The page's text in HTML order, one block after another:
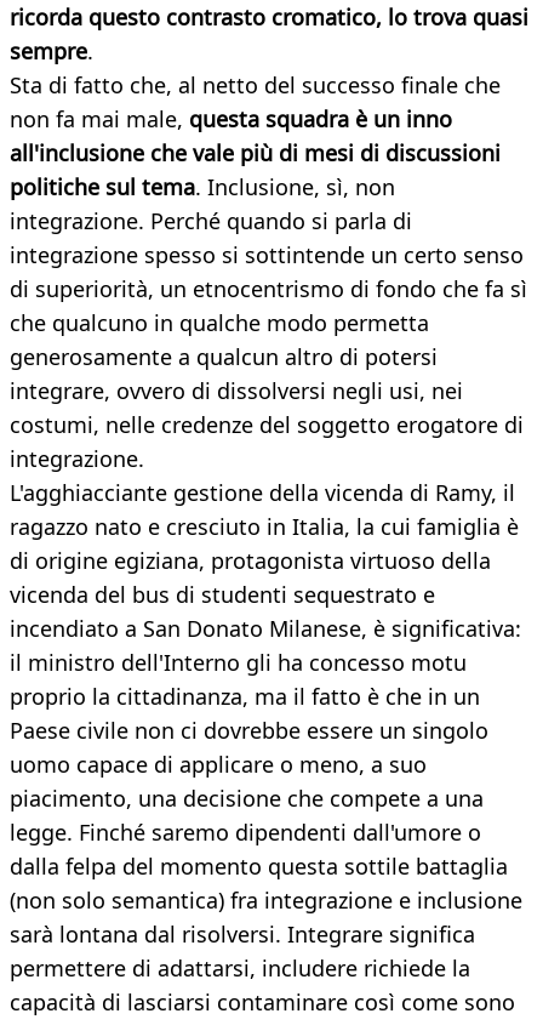
ricorda questo contrasto cromatico, lo trova quasi
sempre.
Sta di fatto che, al netto del successo finale che
non fa mai male, questa squadra è un inno
all'inclusione che vale più di mesi di discussioni
politiche sul tema. Inclusione, sì, non
integrazione. Perché quando si parla di
integrazione spesso si sottintende un certo senso
di superiorità, un etnocentrismo di fondo che fa sì
che qualcuno in qualche modo permetta
generosamente a qualcun altro di potersi
integrare, ovvero di dissolversi negli usi, nei
costumi, nelle credenze del soggetto erogatore di
integrazione.
L'agghiacciante gestione della vicenda di Ramy, il
ragazzo nato e cresciuto in Italia, la cui famiglia è
di origine egiziana, protagonista virtuoso della
vicenda del bus di studenti sequestrato e
incendiato a San Donato Milanese, è significativa:
il ministro dell'Interno gli ha concesso motu
proprio la cittadinanza, ma il fatto è che in un
Paese civile non ci dovrebbe essere un singolo
uomo capace di applicare o meno, a suo
piacimento, una decisione che compete a una
legge. Finché saremo dipendenti dall'umore o
dalla felpa del momento questa sottile battaglia
(non solo semantica) fra integrazione e inclusione
sarà lontana dal risolversi. Integrare significa
permettere di adattarsi, includere richiede la
capacità di lasciarsi contaminare così come sono